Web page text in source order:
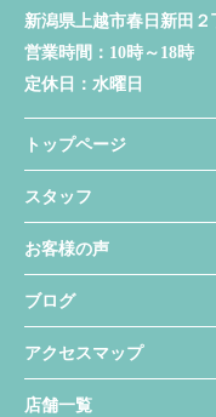
新潟県上越市春日新田２
営業時間： 10時～18時
定休日： 水曜日
トップページ
スタッフ
お客様の声
ブログ
アクセスマップ
店舗一覧